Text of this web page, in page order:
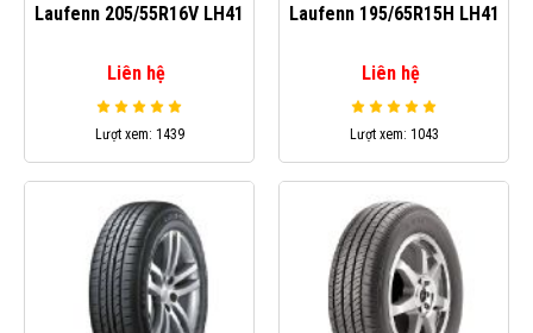
Laufenn 205/55R16V LH41
Liên hệ
Lượt xem: 1439
Laufenn 195/65R15H LH41
Liên hệ
Lượt xem: 1043